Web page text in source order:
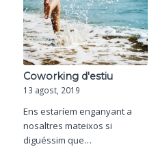
Coworking d'estiu
13 agost, 2019
Ens estaríem enganyant a
nosaltres mateixos si
diguéssim que…